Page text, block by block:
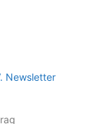
Newsletter